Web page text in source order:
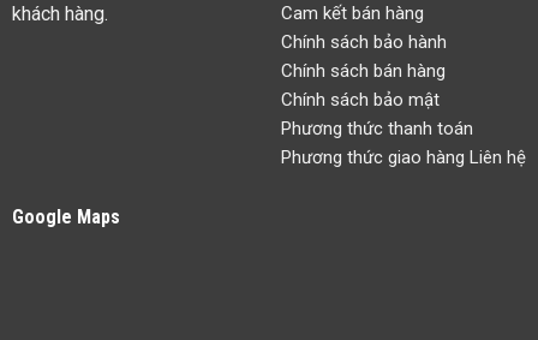
khách hàng.
Cam kết bán hàng
Chính sách bảo hành
Chính sách bán hàng
Chính sách bảo mật
Phương thức thanh toán
Phương thức giao hàng Liên hệ
Google Maps